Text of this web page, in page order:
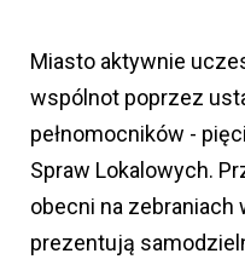
Miasto aktywnie
wspólnot poprzez
pełnomocników -
Spraw Lokalowych.
obecni na
prezentują